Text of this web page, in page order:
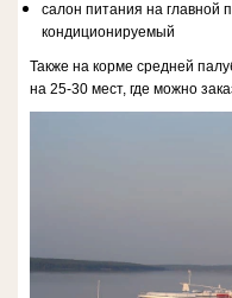
салон питания на главной
кондиционируемый
Также на корме средней
на 25-30 мест, где можно